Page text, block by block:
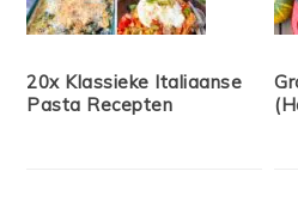
20x Klassieke Italiaanse
Pasta Recepten